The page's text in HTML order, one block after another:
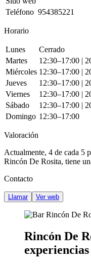
Teléfono 954385221
Horario
Lunes
Cerrado
Martes
12:30–17:00 |
Miércoles 12:30–17:00 |
Jueves
12:30–17:00 |
Viernes
12:30–17:00 |
Sábado
12:30–17:00 |
Domingo 12:30–17:00
Valoración
Actualmente, 4 de cada 5
Rincón De Rosita, tiene
Contacto
Llamar Ver web
Rincón De
experiencias